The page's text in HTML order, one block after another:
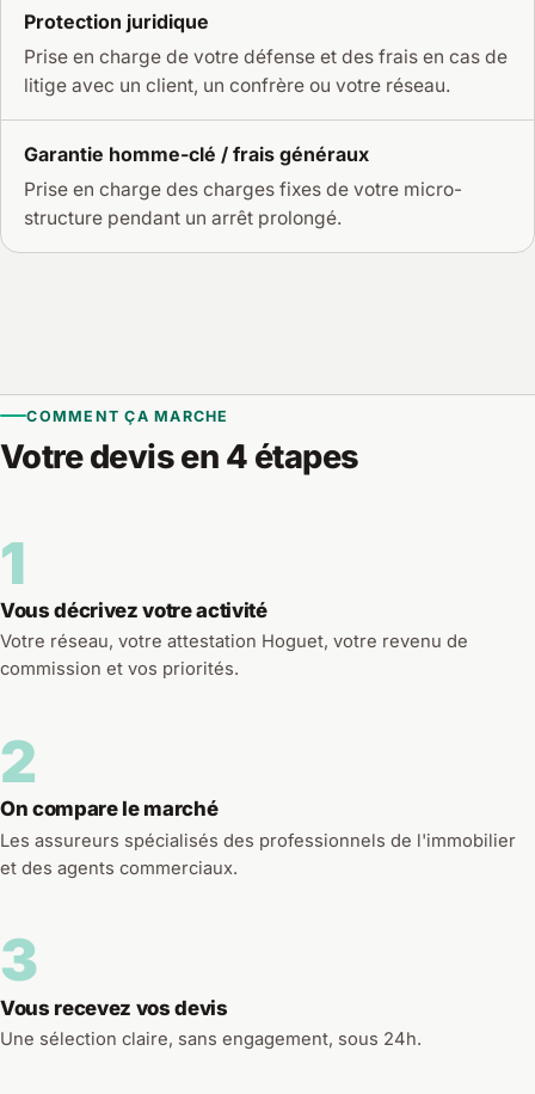
Protection juridique
Prise en charge de votre défense et des frais en cas de
litige avec un client, un confrère ou votre réseau.
Garantie homme-clé / frais généraux
Prise en charge des charges fixes de votre micro-
structure pendant un arrêt prolongé.
COMMENT ÇA MARCHE
Votre devis en 4 étapes
1
Vous décrivez votre activité
Votre réseau, votre attestation Hoguet, votre revenu de
commission et vos priorités.
2
On compare le marché
Les assureurs spécialisés des professionnels de l'immobilier
et des agents commerciaux.
3
Vous recevez vos devis
Une sélection claire, sans engagement, sous 24h.